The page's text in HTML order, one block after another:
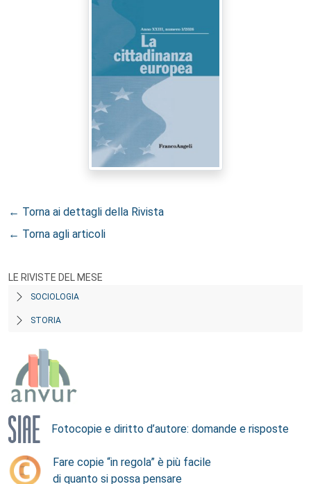
← Torna ai dettagli della Rivista
← Torna agli articoli
LE RIVISTE DEL MESE
SOCIOLOGIA
STORIA
Fotocopie e diritto d’autore: domande e risposte
Fare copie “in regola” è più facile
di quanto si possa pensare